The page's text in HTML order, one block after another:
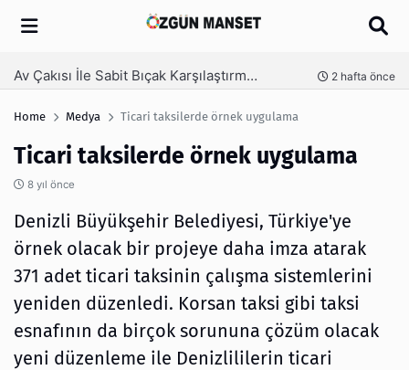
Arama
Kanaat Önderi Hüseyin Kuruçay Kimdir? 3 hafta önce
Home Medya Ticari taksilerde örnek uygulama
Ticari taksilerde örnek uygulama
8 yıl önce
Denizli Büyükşehir Belediyesi, Türkiye'ye
örnek olacak bir projeye daha imza atarak
371 adet ticari taksinin çalışma sistemlerini
yeniden düzenledi. Korsan taksi gibi taksi
esnafının da birçok sorununa çözüm olacak
yeni düzenleme ile Denizlililerin ticari